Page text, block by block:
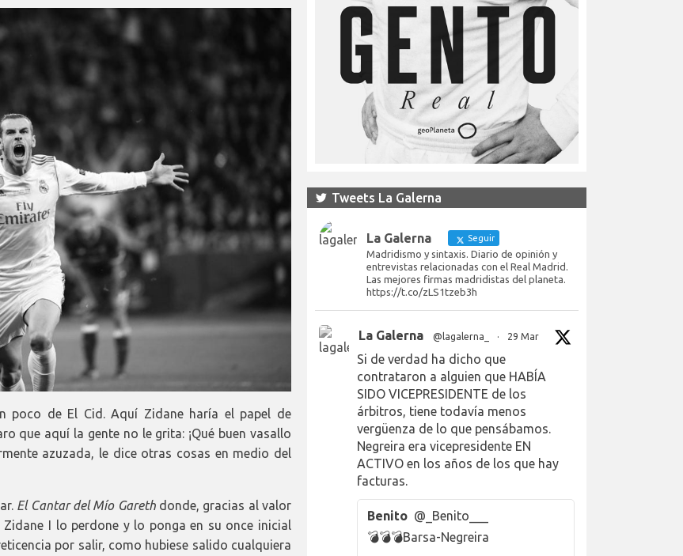
poco de El Cid. Aquí Zidane haría el papel de
que aquí la gente no le grita: ¡Qué buen vasallo
azuzada, le dice otras cosas en medio del
El Cantar del Mío Garethdonde, gracias al valor
I lo perdone y lo ponga en su once inicial
por salir, como hubiese salido cualquiera
Tweets La Galerna
La Galerna Seguir
Madridismo y sintaxis. Diario de opinión y
entrevistas relacionadas con el Real Madrid.
Las mejores firmas madridistas del planeta.
https://t.co/zLS1tzeb3h
La Galerna @lagalerna_ · 29 Mar
Si de verdad ha dicho que
contrataron a alguien que HABÍA
SIDO VICEPRESIDENTE de los
árbitros, tiene todavía menos
vergüenza de lo que pensábamos.
Negreira era vicepresidente EN
ACTIVO en los años de los que hay
facturas.
Benito @_Benito___
💣💣💣Barsa-Negreira